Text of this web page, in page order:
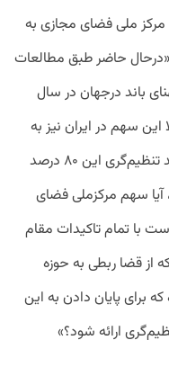
ملی فضای مجازی به
«درحال حاضر طبق مطالعات
مصرف پهنای باند درجهان در سال
این سهم در ایران نیز به
۸۰ درصد خواهد رسید، پس اگر قرار باشد تنظیم‌گری این ۸۰ درصد
سهم مرکزملی فضای
با تمام تاکیدات مقام
است، که از قضا ربطی به حوزه
برای پایان دادن به این
ارائه شود؟»